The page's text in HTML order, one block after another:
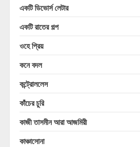
একটি ডিভোর্স লেটার
একটি রাতের গল্প
ওহে প্রিয়
কনে বদল
কন্ট্রোললেস
কাঁচের চুরি
কাজী তাসমীন আরা আজমিরী
কাঞ্চাসোনা